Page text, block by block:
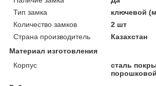
Тип замка
ключевой
Количество замков
2 шт
Страна производитель
Казахстан
Материал изготовления
Корпус
сталь